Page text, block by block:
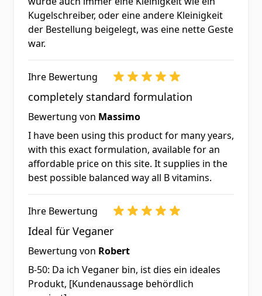
Kugelschreiber, oder eine andere Kleinigkeit
der Bestellung beigelegt, was eine nette Geste
war.
Ihre Bewertung
completely standard formulation
Bewertung von Massimo
I have been using this product for many years,
with this exact formulation, available for an
affordable price on this site. It supplies in the
best possible balanced way all B vitamins.
Ihre Bewertung
Ideal für Veganer
Bewertung von Robert
B-50: Da ich Veganer bin, ist dies ein ideales
Produkt, [Kundenaussage behördlich